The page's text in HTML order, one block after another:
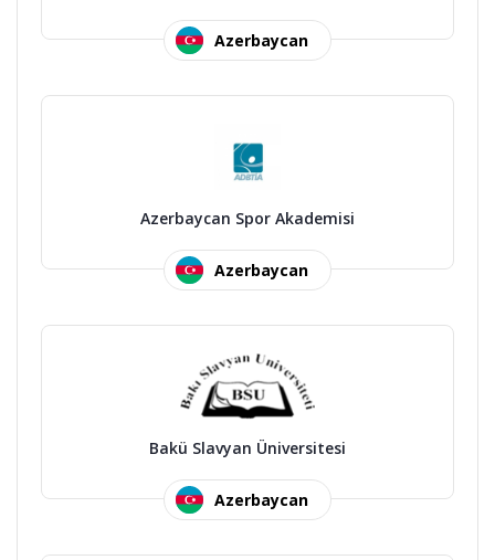
Azerbaycan
Azerbaycan Spor Akademisi
Azerbaycan
Bakü Slavyan Üniversitesi
Azerbaycan